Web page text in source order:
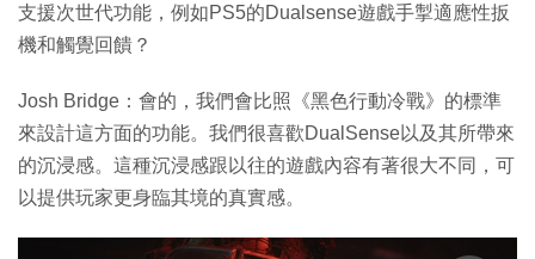
支援次世代功能，例如PS5的Dualsense遊戲手掣適應性扳
機和觸覺回饋？
Josh Bridge：會的，我們會比照《黑色行動冷戰》的標準
來設計這方面的功能。我們很喜歡DualSense以及其所帶來
的沉浸感。這種沉浸感跟以往的遊戲內容有著很大不同，可
以提供玩家更身臨其境的真實感。